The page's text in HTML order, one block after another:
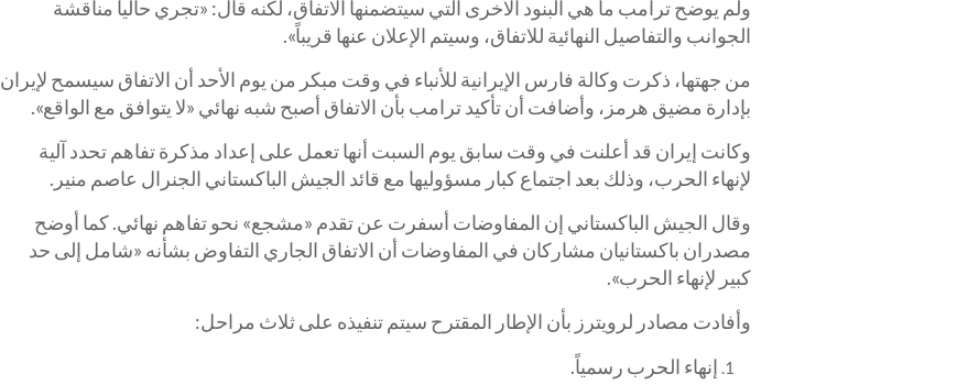
ولم يوضح ترامب ما هي البنود الأخرى التي سيتضمنها الاتفاق، لكنه قال: «تجري حالياً مناقشة
الجوانب والتفاصيل النهائية للاتفاق، وسيتم الإعلان عنها قريباً».
من جهتها، ذكرت وكالة فارس الإيرانية للأنباء في وقت مبكر من يوم الأحد أن الاتفاق سيسمح لإيران
بإدارة مضيق هرمز، وأضافت أن تأكيد ترامب بأن الاتفاق أصبح شبه نهائي «لا يتوافق مع الواقع».
وكانت إيران قد أعلنت في وقت سابق يوم السبت أنها تعمل على إعداد مذكرة تفاهم تحدد آلية
لإنهاء الحرب، وذلك بعد اجتماع كبار مسؤوليها مع قائد الجيش الباكستاني الجنرال عاصم منير.
وقال الجيش الباكستاني إن المفاوضات أسفرت عن تقدم «مشجع» نحو تفاهم نهائي. كما أوضح
مصدران باكستانيان مشاركان في المفاوضات أن الاتفاق الجاري التفاوض بشأنه «شامل إلى حد
كبير لإنهاء الحرب».
وأفادت مصادر لرويترز بأن الإطار المقترح سيتم تنفيذه على ثلاث مراحل:
إنهاء الحرب رسمياً.